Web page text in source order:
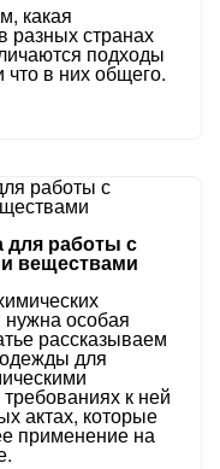
какая
разных странах
подходы
в них общего.
работы с
веществами
особая
рассказываем
для
к ней
актах, которые
применение на